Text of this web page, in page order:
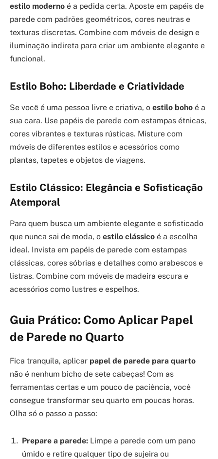
estilo moderno é a pedida certa. Aposte em papéis de
parede com padrões geométricos, cores neutras e
texturas discretas. Combine com móveis de design e
iluminação indireta para criar um ambiente elegante e
funcional.
Estilo Boho: Liberdade e Criatividade
Se você é uma pessoa livre e criativa, o estilo boho é a
sua cara. Use papéis de parede com estampas étnicas,
cores vibrantes e texturas rústicas. Misture com
móveis de diferentes estilos e acessórios como
plantas, tapetes e objetos de viagens.
Estilo Clássico: Elegância e Sofisticação
Atemporal
Para quem busca um ambiente elegante e sofisticado
que nunca sai de moda, o estilo clássico é a escolha
ideal. Invista em papéis de parede com estampas
clássicas, cores sóbrias e detalhes como arabescos e
listras. Combine com móveis de madeira escura e
acessórios como lustres e espelhos.
Guia Prático: Como Aplicar Papel
de Parede no Quarto
Fica tranquila, aplicar papel de parede para quarto
não é nenhum bicho de sete cabeças! Com as
ferramentas certas e um pouco de paciência, você
consegue transformar seu quarto em poucas horas.
Olha só o passo a passo:
Prepare a parede: Limpe a parede com um pano
úmido e retire qualquer tipo de sujeira ou